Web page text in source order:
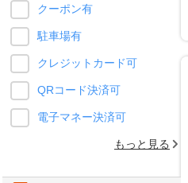
クーポン有
駐車場有
クレジットカード可
QRコード決済可
電子マネー決済可
もっと見る